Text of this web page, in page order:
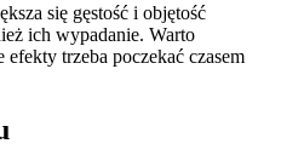
się gęstość i objętość
ich wypadanie. Warto
trzeba poczekać czasem